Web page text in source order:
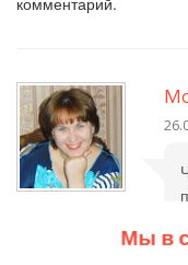
Мы в